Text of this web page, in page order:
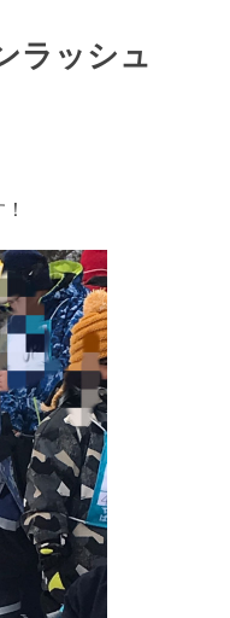
ラッシュ